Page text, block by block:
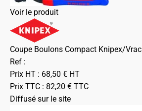
Voir le produit
Coupe Boulons Compact Knipex/Vrac
Ref :
Prix HT : 68,50 € HT
Prix TTC : 82,20 € TTC
Diffusé sur le site